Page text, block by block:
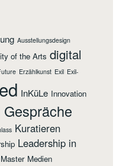
Ausstellungsdesign
of the Arts digital
Erzählkunst Exil Exil-
InKüLe Innovation
Kuratieren
Leadership in
Master Medien